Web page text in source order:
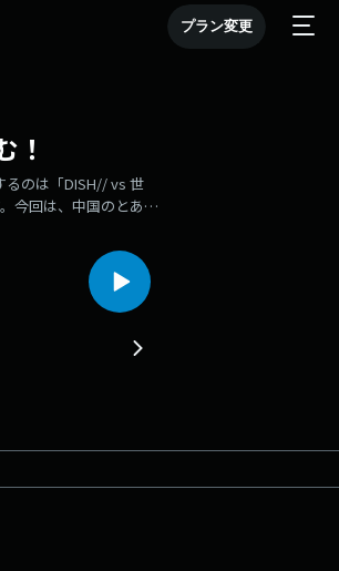
プラン変更
！
るのは「DISH// vs 世
今回は、中国のとある
」2024年3月6日 放